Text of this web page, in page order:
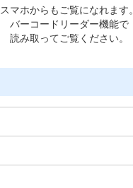
スマホからもご覧になれます。
バーコードリーダー機能で
読み取ってご覧ください。